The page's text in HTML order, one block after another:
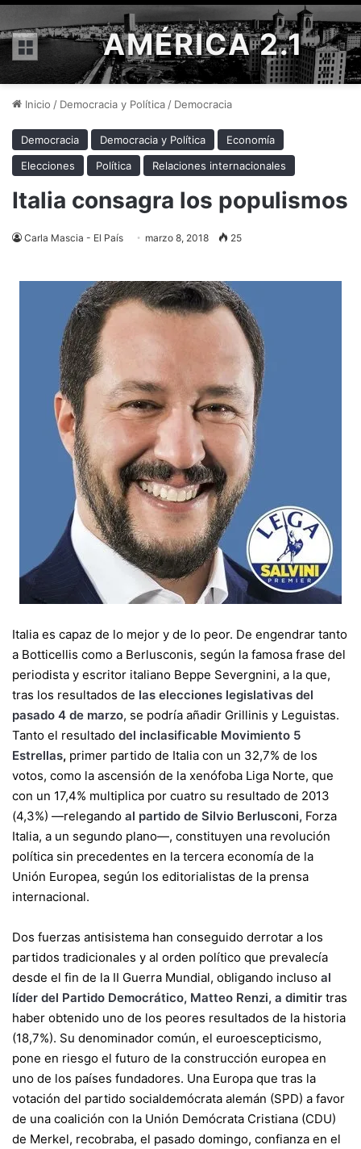
Menú AMÉRICA 2.1
Inicio / Democracia y Política / Democracia
Democracia Democracia y Política
Economía
Elecciones
Política Relaciones internacionales
Italia consagra los populismos
Carla Mascia - El País marzo 8, 2018 25
Italia es capaz de lo mejor y de lo peor. De engendrar tanto
a Botticellis como a Berlusconis, según la famosa frase del
periodista y escritor italiano Beppe Severgnini, a la que,
tras los resultados de las elecciones legislativas del
pasado 4 de marzo, se podría añadir Grillinis y Leguistas.
Tanto el resultado del inclasificable Movimiento 5
Estrellas, primer partido de Italia con un 32,7% de los
votos, como la ascensión de la xenófoba Liga Norte, que
con un 17,4% multiplica por cuatro su resultado de 2013
(4,3%) —relegando al partido de Silvio Berlusconi, Forza
Italia, a un segundo plano—, constituyen una revolución
política sin precedentes en la tercera economía de la
Unión Europea, según los editorialistas de la prensa
internacional.
Dos fuerzas antisistema han conseguido derrotar a los
partidos tradicionales y al orden político que prevalecía
desde el fin de la II Guerra Mundial, obligando incluso al
líder del Partido Democrático, Matteo Renzi, a dimitir tras
haber obtenido uno de los peores resultados de la historia
(18,7%). Su denominador común, el euroescepticismo,
pone en riesgo el futuro de la construcción europea en
uno de los países fundadores. Una Europa que tras la
votación del partido socialdemócrata alemán (SPD) a favor
de una coalición con la Unión Demócrata Cristiana (CDU)
de Merkel, recobraba, el pasado domingo, confianza en el